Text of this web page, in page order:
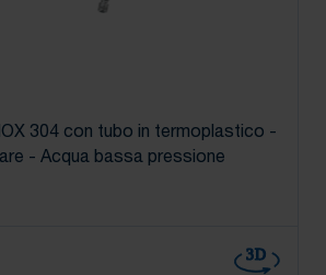
304 con tubo in termoplastico -
- Acqua bassa pressione
3D